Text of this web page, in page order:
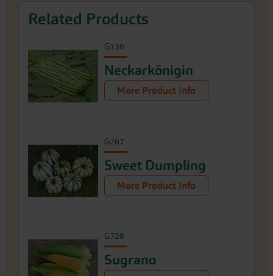
Related Products
G136
Neckarkönigin
More Product Info
G267
Sweet Dumpling
More Product Info
G726
Sugrano